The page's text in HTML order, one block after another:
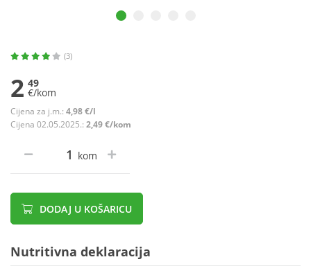
(3)
2 49
€/kom
Cijena za j.m.: 4,98 €/l
Cijena 02.05.2025.: 2,49 €/kom
kom
DODAJ U KOŠARICU
Nutritivna deklaracija